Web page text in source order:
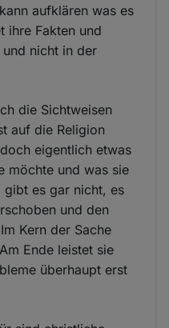
aufklären was es
ihre Fakten und
nicht in der
die Sichtweisen
auf die Religion
eigentlich etwas
möchte und was sie
es gar nicht, es
und den
Kern der Sache
Ende leistet sie
überhaupt erst